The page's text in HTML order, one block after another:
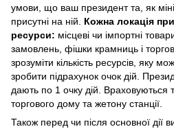
умови, що ваш президент та, як
присутні на ній. Кожна локація
ресурси: місцеві чи імпортні
замовлень, фішки крамниць і
зрозуміти кількість ресурсів, яку
зробити підрахунок очок дій.
дають по 1 очку дій. Враховуються
торгового дому та жетону станції.
Також перед чи після основної дії